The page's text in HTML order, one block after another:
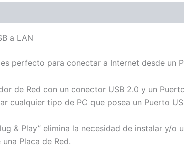
a LAN
es perfecto para conectar a Internet desde
de Red con un conector USB 2.0 y un
cualquier tipo de PC que posea un Puerto
& Play” elimina la necesidad de instalar
Placa de Red.